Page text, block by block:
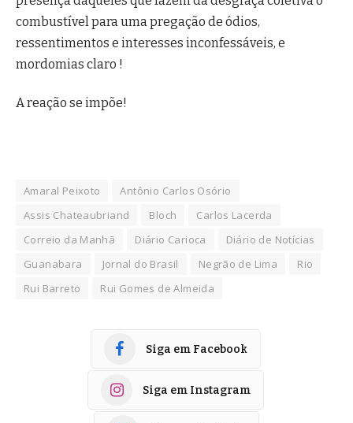
combustível para uma pregação de ódios,
ressentimentos e interesses inconfessáveis, e
mordomias claro !
A reação se impõe!
Amaral Peixoto
Antônio Carlos Osório
Assis Chateaubriand
Bloch
Carlos Lacerda
Correio da Manhã
Diário Carioca
Diário de Notícias
Guanabara
Jornal do Brasil Negrão de Lima
Rio
Rui Barreto
Rui Gomes de Almeida
Siga em Facebook
Siga em Instagram